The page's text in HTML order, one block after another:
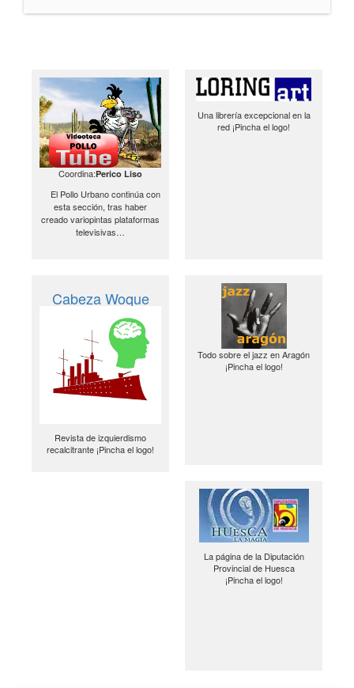
Coordina:Perico Liso
El Pollo Urbano continúa con
esta sección, tras haber
creado variopintas plataformas
televisivas…
Una librería excepcional en la
red ¡Pincha el logo!
Cabeza Woque
Revista de izquierdismo
recalcitrante ¡Pincha el logo!
Todo sobre el jazz en Aragón
¡Pincha el logo!
La página de la Diputación
Provincial de Huesca
¡Pincha el logo!